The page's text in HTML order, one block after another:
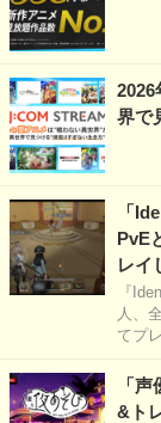
2026
界で
「
PvE
レイ
『
人、
てプ
「
&ト